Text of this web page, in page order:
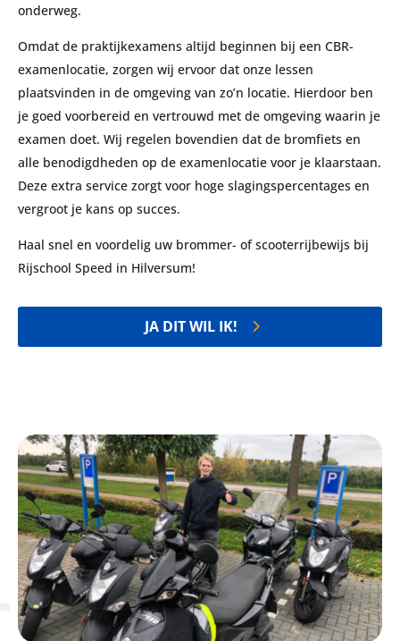
onderweg.
Omdat de praktijkexamens altijd beginnen bij een CBR-
examenlocatie, zorgen wij ervoor dat onze lessen
plaatsvinden in de omgeving van zo’n locatie. Hierdoor ben
je goed voorbereid en vertrouwd met de omgeving waarin je
examen doet. Wij regelen bovendien dat de bromfiets en
alle benodigdheden op de examenlocatie voor je klaarstaan.
Deze extra service zorgt voor hoge slagingspercentages en
vergroot je kans op succes.
Haal snel en voordelig uw brommer- of scooterrijbewijs bij
Rijschool Speed in Hilversum!
JA DIT WIL IK!